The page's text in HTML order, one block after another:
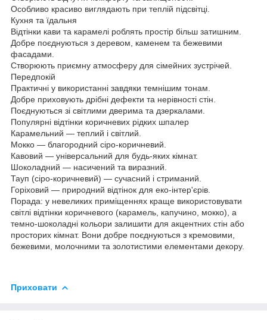
Особливо красиво виглядають при теплій підсвітці.
Кухня та їдальня
Відтінки кави та карамелі роблять простір більш затишним.
Добре поєднуються з деревом, каменем та бежевими
фасадами.
Створюють приємну атмосферу для сімейних зустрічей.
Передпокій
Практичні у використанні завдяки темнішим тонам.
Добре приховують дрібні дефекти та нерівності стін.
Поєднуються зі світлими дверима та дзеркалами.
Популярні відтінки коричневих рідких шпалер
Карамельний — теплий і світлий.
Мокко — благородний сіро-коричневий.
Кавовий — універсальний для будь-яких кімнат.
Шоколадний — насичений та виразний.
Тауп (сіро-коричневий) — сучасний і стриманий.
Горіховий — природний відтінок для еко-інтер'єрів.
Порада: у невеликих приміщеннях краще використовувати
світлі відтінки коричневого (карамель, капучино, мокко), а
темно-шоколадні кольори залишити для акцентних стін або
просторих кімнат. Вони добре поєднуються з кремовими,
бежевими, молочними та золотистими елементами декору.
Приховати